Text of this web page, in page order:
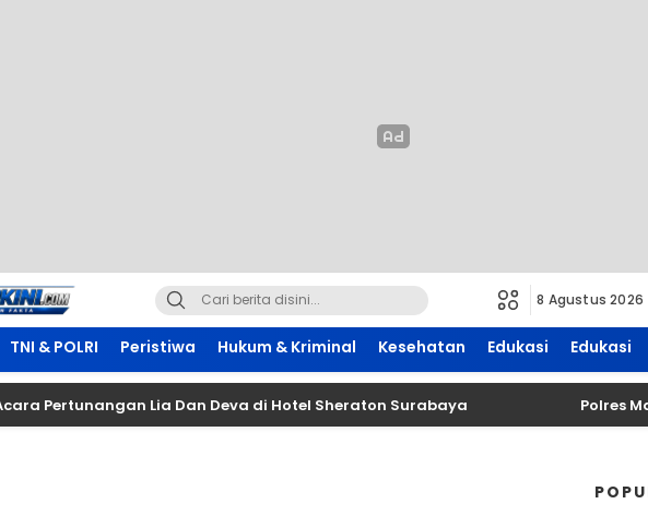
Fakta
8 Agustus 2026
TNI & POLRI Peristiwa Hukum & Kriminal Kesehatan Edukasi Edukasi
Lia Dan Deva di Hotel Sheraton Surabaya Polres